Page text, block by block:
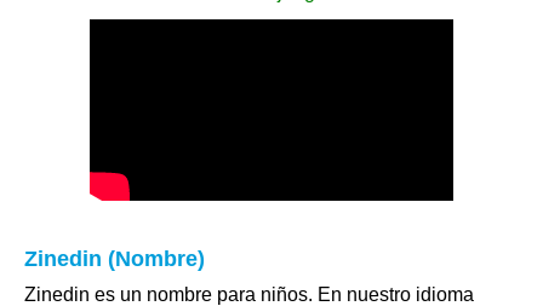
Zinedin (Nombre)
Zinedin es un nombre para niños. En nuestro idioma